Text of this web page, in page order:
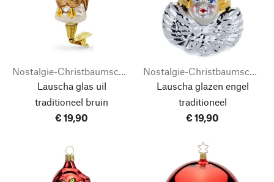
Nostalgie-Christbaumschmuck
Lauscha glas uil
traditioneel bruin
€ 19,90
Nostalgie-Christbaumschmuck
Lauscha glazen engel
traditioneel
€ 19,90